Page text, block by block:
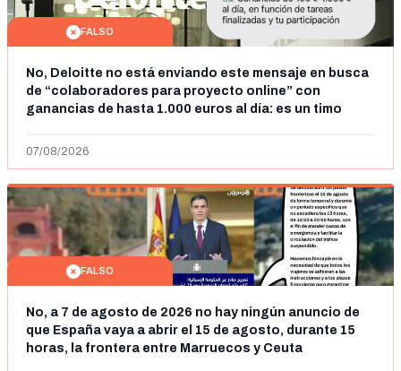
FALSO
No, Deloitte no está enviando este mensaje en busca
de “colaboradores para proyecto online” con
ganancias de hasta 1.000 euros al día: es un timo
07/08/2026
FALSO
No, a 7 de agosto de 2026 no hay ningún anuncio de
que España vaya a abrir el 15 de agosto, durante 15
horas, la frontera entre Marruecos y Ceuta